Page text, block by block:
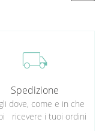
local_shipping
Spedizione
dove, come e in che
ricevere i tuoi ordini